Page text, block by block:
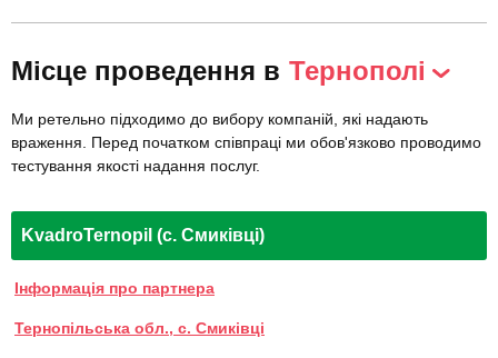
Місце проведення в Тернополі
Ми ретельно підходимо до вибору компаній, які надають
враження. Перед початком співпраці ми обов'язково проводимо
тестування якості надання послуг.
KvadroTernopil (с. Смиківці)
Інформація про партнера
Тернопільська обл., с. Смиківці